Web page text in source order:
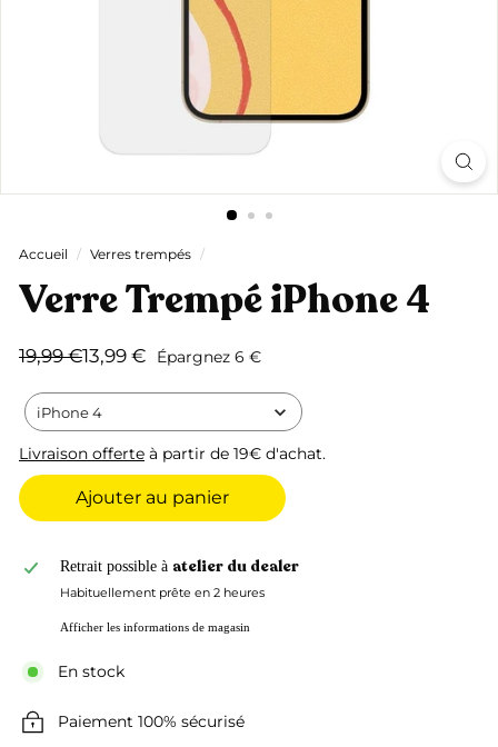
Accueil / Verres trempés /
Verre Trempé iPhone 4
Prix
19,99 €19,99
Prix
13,99 €13,99
Épargnez 6 €
iPhone 4
Livraison offerte à partir de 19€ d'achat.
Ajouter au panier
Retrait possible à atelier du dealer
Habituellement prête en 2 heures
Afficher les informations de magasin
En stock
Paiement 100% sécurisé